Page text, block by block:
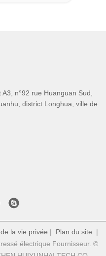
n°92 rue Huanguan Sud,
district Longhua, ville de
la vie privée | Plan du site |
électrique Fournisseur. ©